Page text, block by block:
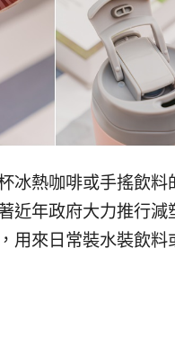
冰熱咖啡或手搖飲
近年政府大力推行
用來日常裝水裝飲